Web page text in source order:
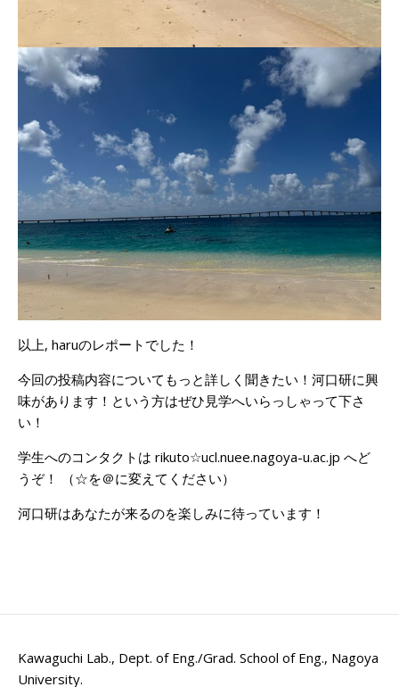
以上, haruのレポートでした！
今回の投稿内容についてもっと詳しく聞きたい！河口研に興
味があります！という方はぜひ見学へいらっしゃって下さ
い！
学生へのコンタクトは rikuto☆ucl.nuee.nagoya-u.ac.jp へど
うぞ！ （☆を＠に変えてください）
河口研はあなたが来るのを楽しみに待っています！
Kawaguchi Lab., Dept. of Eng./Grad. School of Eng., Nagoya
University.